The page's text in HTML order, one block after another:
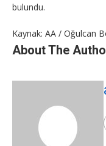
bulundu.
Kaynak: AA / Oğulcan
About The